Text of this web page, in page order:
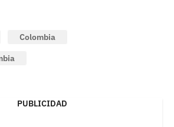
Colombia
PUBLICIDAD